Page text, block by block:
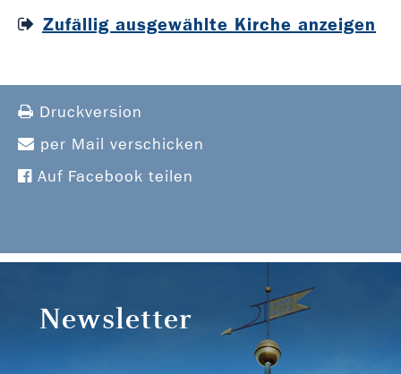
Zufällig ausgewählte Kirche anzeigen
Druckversion
per Mail verschicken
Auf Facebook teilen
Newsletter